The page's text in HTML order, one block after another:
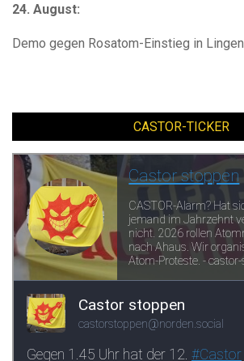
24. August:
Demo gegen Rosatom-Einstieg in Lingen
CASTOR-TICKER